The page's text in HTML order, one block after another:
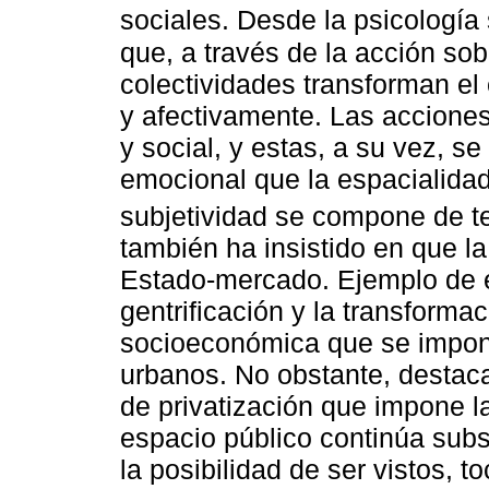
sociales. Desde la
que, a través de la acción
colectividades transforman
y afectivamente. Las
y social, y estas, a su vez,
emocional que la
subjetividad se compone de
también ha insistido en que
Estado-mercado. Ejemplo
gentrificación y la
socioeconómica que se
urbanos. No obstante,
de privatización que impone
espacio público continúa
la posibilidad de ser vistos,